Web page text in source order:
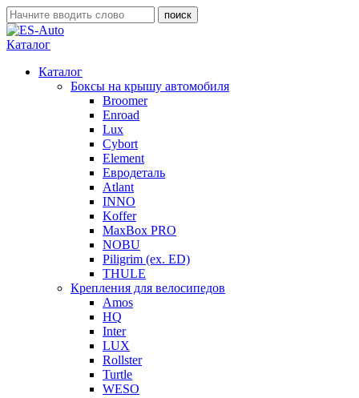
Каталог
Каталог
Боксы на крышу автомобиля
Broomer
Enroad
Lux
Cybort
Element
Евродеталь
Atlant
INNO
Koffer
MaxBox PRO
NOBU
Piligrim (ex. ED)
THULE
Крепления для велосипедов
Amos
HQ
Inter
LUX
Rollster
Turtle
WESO